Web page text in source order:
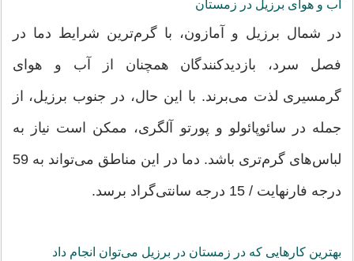
آب و هوای برزیل در زمستان
در شمال برزیل و آمازون، با گرم‌ترین شرایط دما در
فصل سرد، بازدیدکنندگان همچنان از آب و هوای
گرمسیری لذت می‌برند. با این حال، در جنوب برزیل، از
جمله در سائوپائولو و پورتو آلگری، ممکن است نیاز به
لباس‌های گرم‌تری باشد. دما در این مناطق می‌تواند به 59
درجه فارنهایت / 15 درجه سانتی‌گراد برسد.
بهترین کارهایی که در زمستان در برزیل می‌توان انجام داد